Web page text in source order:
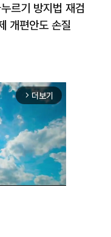
르기 방지법 재검
개편안도 손질
arrow_forward_ios 더보기